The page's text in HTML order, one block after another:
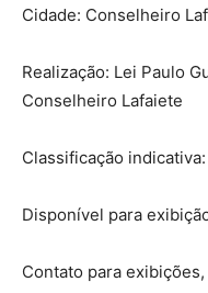
Cidade: Conselheiro
Realização: Lei Paulo
Conselheiro Lafaiete
Classificação
Disponível para
Contato para